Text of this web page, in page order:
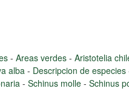
- Areas verdes - Aristotelia
alba- Descripcion de especies
- Schinus molle - Schinus